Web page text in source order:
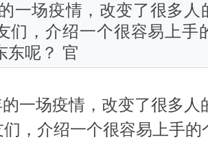
一场疫情，改变了很多
们，介绍一个很容易上手
东呢？ 官
场疫情，改变了很多人
，介绍一个很容易上手